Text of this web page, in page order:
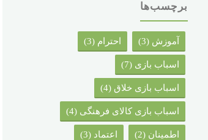
برچسب‌ها
آموزش (3) احترام (3)
اسباب بازی (7)
اسباب بازی خلاق (4)
اسباب بازی کالای فرهنگی (4)
اطمینان (2) اعتماد (3)